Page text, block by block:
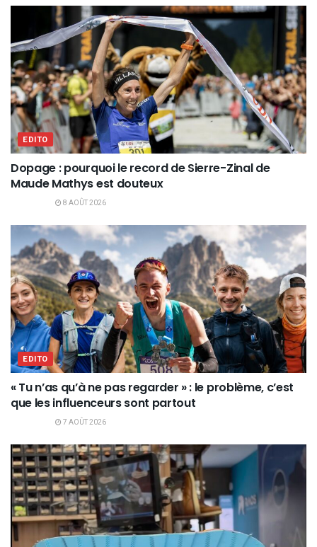
EDITO
Dopage : pourquoi le record de Sierre-Zinal de
Maude Mathys est douteux
8 AOÛT 2026
EDITO
« Tu n’as qu’à ne pas regarder » : le problème, c’est
que les influenceurs sont partout
7 AOÛT 2026